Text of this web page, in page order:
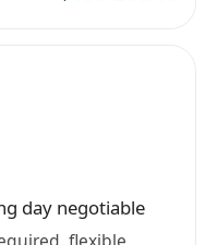
(隱形眼鏡)，適合不
13:30 – 14:30 /
– 18:00 )，星期
day negotiable